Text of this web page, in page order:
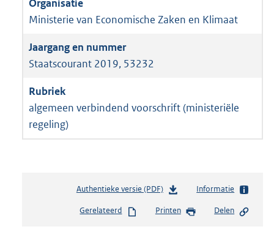
Ministerie van Economische Zaken en Klimaat
Staatscourant 2019, 53232
algemeen verbindend voorschrift (ministeriële
regeling)
Authentieke versie (PDF)b
s
Informatie
Gerelateerd Printen Delen